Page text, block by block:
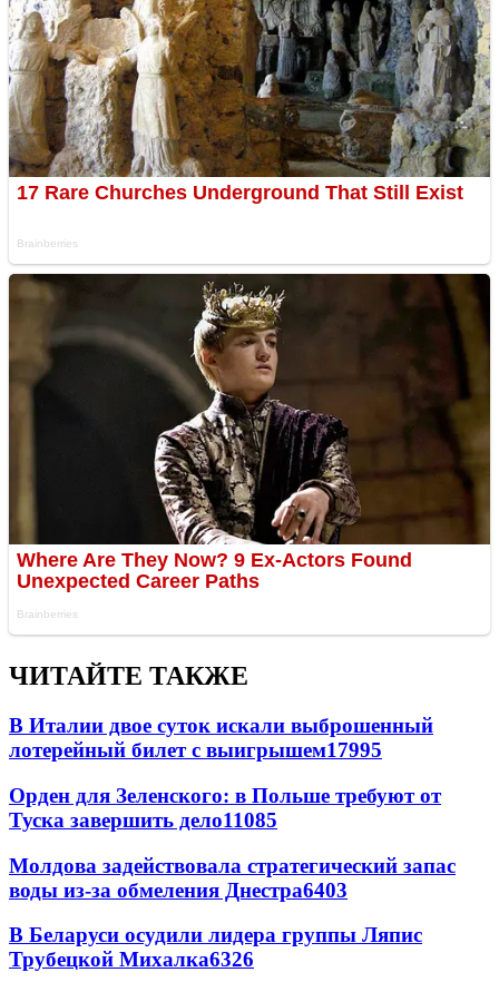
ЧИТАЙТЕ ТАКЖЕ
В Италии двое суток искали выброшенный
лотерейный билет с выигрышем17995
Орден для Зеленского: в Польше требуют от
Туска завершить дело11085
Молдова задействовала стратегический запас
воды из-за обмеления Днестра6403
В Беларуси осудили лидера группы Ляпис
Трубецкой Михалка6326